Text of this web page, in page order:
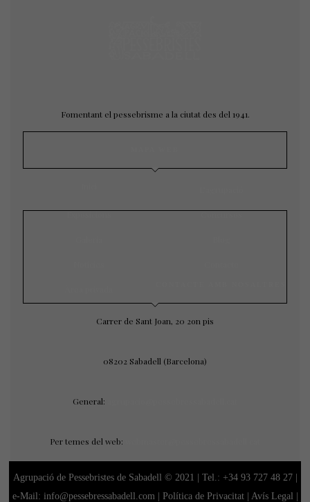
Fomentant el pessebrisme a la ciutat des del 1941.
Exposicions Concursos
Carrer de Sant Joan, 20 2on pis
08202 Sabadell (Barcelona)
General:
Per temes del web:
Agrupació de Pessebristes de Sabadell © 2021 | Tel.: +34 93 727 48 27|
e-Mail: info@pessebressabadell.com | Política de Privacitat| Avís Legal